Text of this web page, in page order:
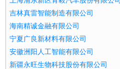
吉林真雷智能制造有限公司
海南精诚金融有限公司
宁夏广良新材料有限公司
安徽洲阳人工智能有限公司
新疆永旺生物科技股份有限公司